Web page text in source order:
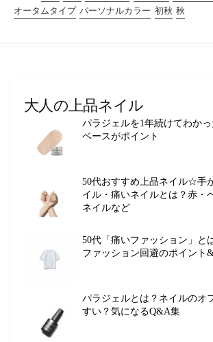
オータムタイプ パーソナルカラー 初秋 秋
大人の上品ネイル
パラジェルを1年続けてわか
ベースがポイント
50代おすすめ上品ネイル☆手
イル・痛いネイルとは？赤・
ネイルなど
50代「痛いファッション」と
ファッション回避のポイント
パラジェルとは？ネイルのオ
すい？気になるQ&A集